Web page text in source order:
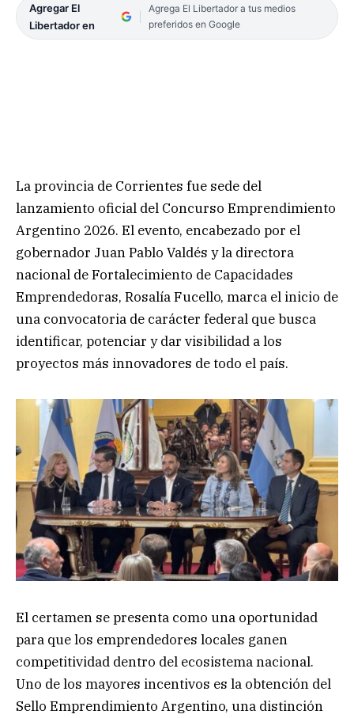
Agregar El
Libertador en
Agrega El Libertador a tus medios
preferidos en Google
La provincia de Corrientes fue sede del
lanzamiento oficial del Concurso Emprendimiento
Argentino 2026. El evento, encabezado por el
gobernador Juan Pablo Valdés y la directora
nacional de Fortalecimiento de Capacidades
Emprendedoras, Rosalía Fucello, marca el inicio de
una convocatoria de carácter federal que busca
identificar, potenciar y dar visibilidad a los
proyectos más innovadores de todo el país.
El certamen se presenta como una oportunidad
para que los emprendedores locales ganen
competitividad dentro del ecosistema nacional.
Uno de los mayores incentivos es la obtención del
Sello Emprendimiento Argentino, una distinción